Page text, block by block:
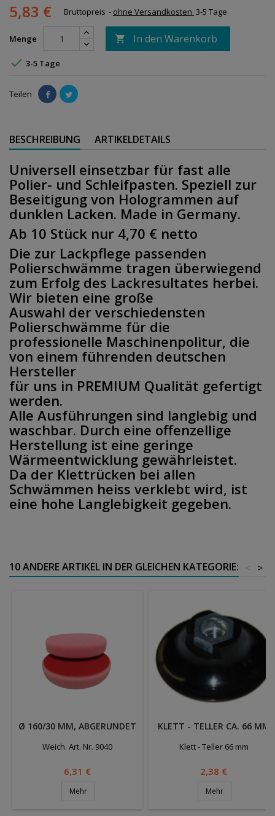
5,83 € Bruttopreis ohne Versandkosten 3-5 Tage
Menge  In den Warenkorb
 3-5 Tage
Teilen
BESCHREIBUNG ARTIKELDETAILS
Universell einsetzbar für fast alle
Polier- und Schleifpasten. Speziell zur
Beseitigung von Hologrammen auf
dunklen Lacken. Made in Germany.
Ab 10 Stück nur 4,70 € netto
Die zur Lackpflege passenden
Polierschwämme tragen überwiegend
zum Erfolg des Lackresultates herbei.
Wir bieten eine große
Auswahl der verschiedensten
Polierschwämme für die
professionelle Maschinenpolitur, die
von einem führenden deutschen
Hersteller
für uns in PREMIUM Qualität gefertigt
werden.
Alle Ausführungen sind langlebig und
waschbar. Durch eine offenzellige
Herstellung ist eine geringe
Wärmeentwicklung gewährleistet.
Da der Klettrücken bei allen
Schwämmen heiss verklebt wird, ist
eine hohe Langlebigkeit gegeben.
10 ANDERE ARTIKEL IN DER GLEICHEN KATEGORIE: >
<
Ø 160/30 MM, ABGERUNDET
Weich. Art. Nr. 9040
Preis
6,31 €
Mehr
KLETT - TELLER CA. 66 MM
Klett - Teller 66 mm
Preis
2,38 €
Mehr